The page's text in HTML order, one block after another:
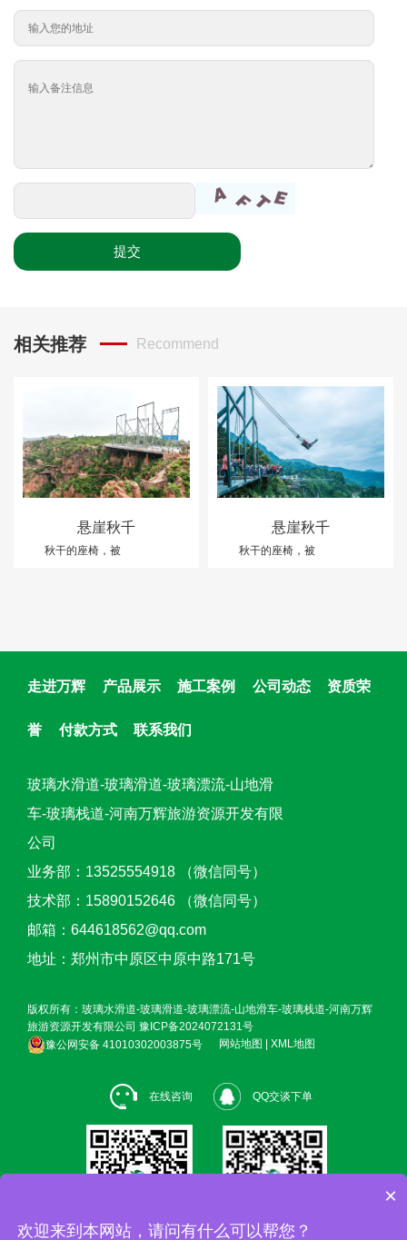
提交
相关推荐 Recommend
悬崖秋千
秋干的座椅，被
悬崖秋千
秋干的座椅，被
走进万辉 产品展示 施工案例 公司动态 资质荣
誉 付款方式 联系我们
玻璃水滑道-玻璃滑道-玻璃漂流-山地滑
车-玻璃栈道-河南万辉旅游资源开发有限
公司
业务部：13525554918 （微信同号）
技术部：15890152646 （微信同号）
邮箱：644618562@qq.com
地址：郑州市中原区中原中路171号
版权所有：玻璃水滑道-玻璃滑道-玻璃漂流-山地滑车-玻璃栈道-河南万辉
旅游资源开发有限公司 豫ICP备2024072131号
豫公网安备 41010302003875号
网站地图 XML地图
在线咨询 QQ交谈下单
×
欢迎来到本网站，请问有什么可以帮您？